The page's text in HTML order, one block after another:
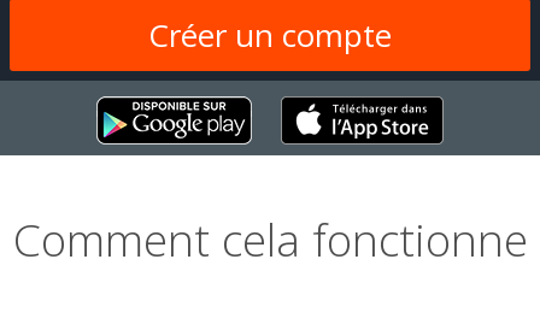
Comment cela fonctionne